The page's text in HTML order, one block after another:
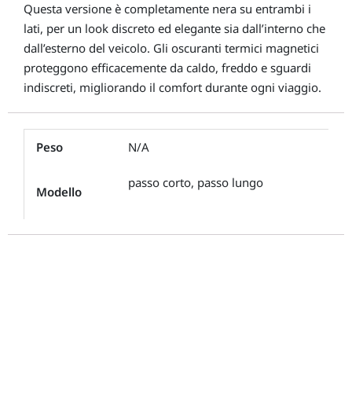
Questa versione è completamente nera su entrambi i
lati, per un look discreto ed elegante sia dall’interno che
dall’esterno del veicolo. Gli oscuranti termici magnetici
proteggono efficacemente da caldo, freddo e sguardi
indiscreti, migliorando il comfort durante ogni viaggio.
Peso N/A
Modello
passo corto, passo lungo